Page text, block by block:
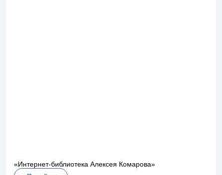
«Интернет-библиотека Алексея Комарова»